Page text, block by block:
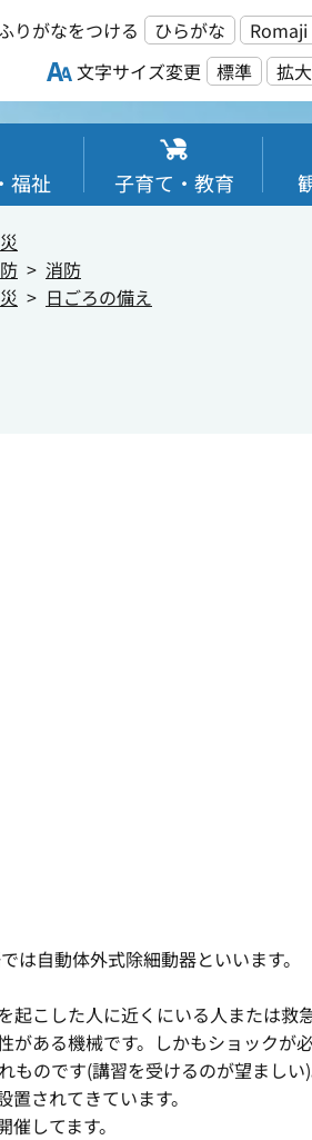
りがなをつける ひらがな Romaji
文字サイズ変更
標準 拡大
福祉 子育て・教育
消防
日ごろの備え
自動体外式除細動器といいます。
こした人に近くにいる人または
ある機械です。しかもショックが
のです(講習を受けるのが望ましい)
されてきています。
してます。